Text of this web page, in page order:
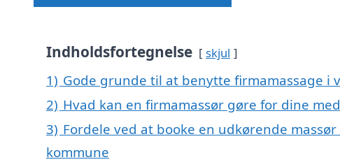
Indholdsfortegnelse skjul
1) Gode grunde til at benytte firmamassage i
2) Hvad kan en firmamassør gøre for dine
3) Fordele ved at booke en udkørende
kommune